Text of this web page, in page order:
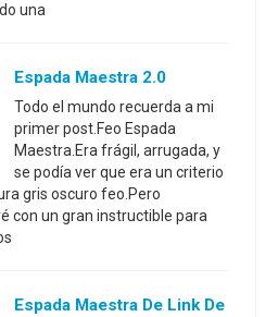
una
Espada Maestra 2.0
Todo el mundo recuerda a mi
primer post.Feo Espada
Maestra.Era frágil, arrugada, y
se podía ver que era un criterio
gris oscuro feo.Pero
con un gran instructible para
Espada Maestra De Link De